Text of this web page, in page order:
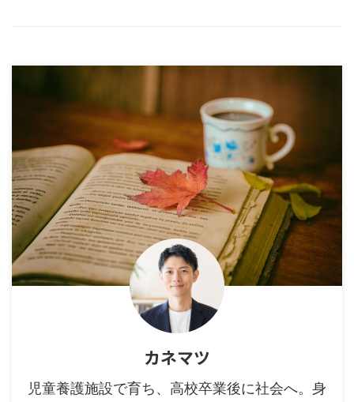
カネマツ
児童養護施設で育ち、高校卒業後に社会へ。身